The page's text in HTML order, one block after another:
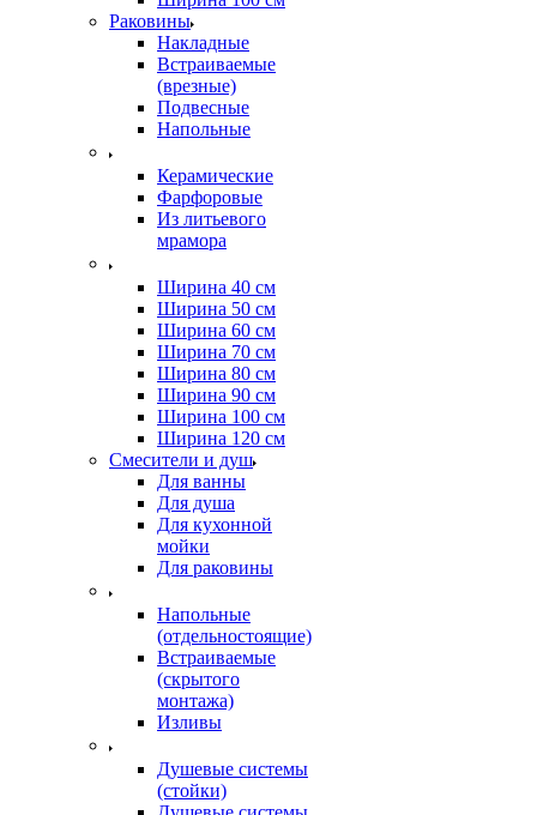
Раковины
Накладные
Встраиваемые
(врезные)
Подвесные
Напольные
Керамические
Фарфоровые
Из литьевого
мрамора
Ширина 40 см
Ширина 50 см
Ширина 60 см
Ширина 70 см
Ширина 80 см
Ширина 90 см
Ширина 100 см
Ширина 120 см
Смесители и душ
Для ванны
Для душа
Для кухонной
мойки
Для раковины
Напольные
(отдельностоящие)
Встраиваемые
(скрытого
монтажа)
Изливы
Душевые системы
(стойки)